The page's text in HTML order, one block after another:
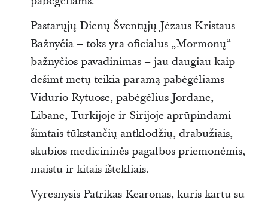
Pastarųjų Dienų Šventųjų Jėzaus Kristaus
Bažnyčia – toks yra oficialus „Mormonų“
bažnyčios pavadinimas – jau daugiau kaip
dešimt metų teikia paramą pabėgėliams
Vidurio Rytuose, pabėgėlius Jordane,
Libane, Turkijoje ir Sirijoje aprūpindami
šimtais tūkstančių antklodžių, drabužiais,
skubios medicininės pagalbos priemonėmis,
maistu ir kitais ištekliais.
Vyresnysis Patrikas Kearonas, kuris kartu su